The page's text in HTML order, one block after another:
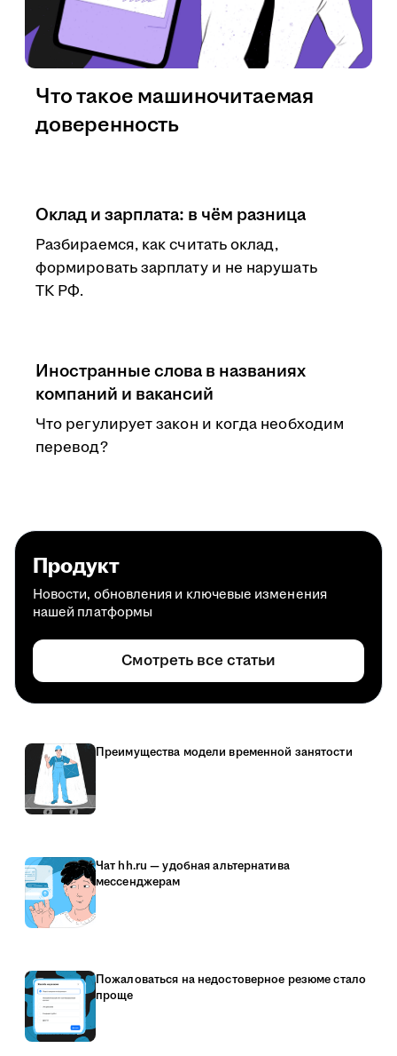
Оклад и зарплата: в чём разница
Разбираемся, как считать оклад,
формировать зарплату и не нарушать
ТК РФ.
Иностранные слова в названиях
компаний и вакансий
Что регулирует закон и когда необходим
перевод?
Что такое машиночитаемая
доверенность
Продукт
Новости, обновления и ключевые изменения
нашей платформы
Смотреть все статьи
Преимущества модели временной занятости
Чат hh.ru — удобная альтернатива
мессенджерам
Пожаловаться на недостоверное резюме стало
проще